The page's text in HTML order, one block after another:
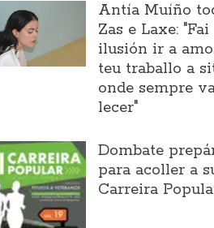
Antía Muíño
Zas e Laxe: "Fai
ilusión ir a
teu traballo a
onde sempre
lecer"
Dombate
para acoller a
Carreira